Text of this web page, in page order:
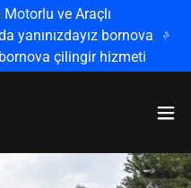
ve Araçlı
yanınızdayız bornova
çilingir hizmeti